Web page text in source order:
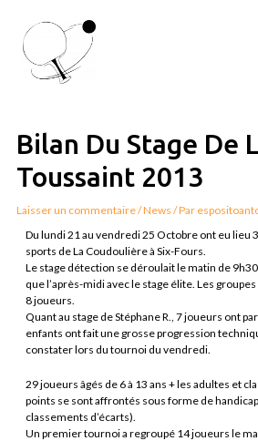
contenu
Bilan Du Stage De
Toussaint 2013
Laisser un commentaire/News / Par
Du lundi 21 au vendredi 25 Octobre ont eu lieu
sports de La Coudoulière à Six-Fours.
Le stage détection se déroulait le matin de
que l’après-midi avec le stage élite. Les
8 joueurs.
Quant au stage de Stéphane R., 7 joueurs ont
enfants ont fait une grosse progression
constater lors du tournoi du vendredi.
29 joueurs âgés de 6 à 13 ans + les adultes et
points se sont affrontés sous forme de
classements d’écarts).
Un premier tournoi a regroupé 14 joueurs le
l’article